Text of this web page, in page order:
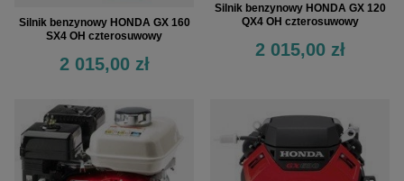
Silnik benzynowy HONDA GX 160
SX4 OH czterosuwowy
2 015,00 zł
Silnik benzynowy HONDA GX 120
QX4 OH czterosuwowy
2 015,00 zł